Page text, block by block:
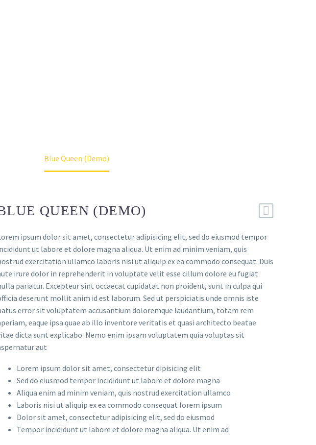
Blue Queen (Demo)
QUEEN (DEMO)
ipsum dolor sit amet, consectetur adipisicing elit, sed do eiusmod tempor
ut labore et dolore magna aliqua. Ut enim ad minim veniam, quis
exercitation ullamco laboris nisi ut aliquip ex ea commodo consequat. Duis
irure dolor in reprehenderit in voluptate velit esse cillum dolore eu fugiat
pariatur. Excepteur sint occaecat cupidatat non proident, sunt in culpa qui
deserunt mollit anim id est laborum. Sed ut perspiciatis unde omnis iste
error sit voluptatem accusantium doloremque laudantium, totam rem
eaque ipsa quae ab illo inventore veritatis et quasi architecto beatae
dicta sunt explicabo. Nemo enim ipsam voluptatem quia voluptas sit
aut
Lorem ipsum dolor sit amet, consectetur dipisicing elit
Sed do eiusmod tempor incididunt ut labore et dolore magna
Aliqua enim ad minim veniam, quis nostrud exercitation ullamco
Laboris nisi ut aliquip ex ea commodo consequat lorem ipsum
Dolor sit amet, consectetur adipisicing elit, sed do eiusmod
Tempor incididunt ut labore et dolore magna aliqua. Ut enim ad